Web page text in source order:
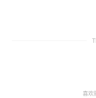
喜欢